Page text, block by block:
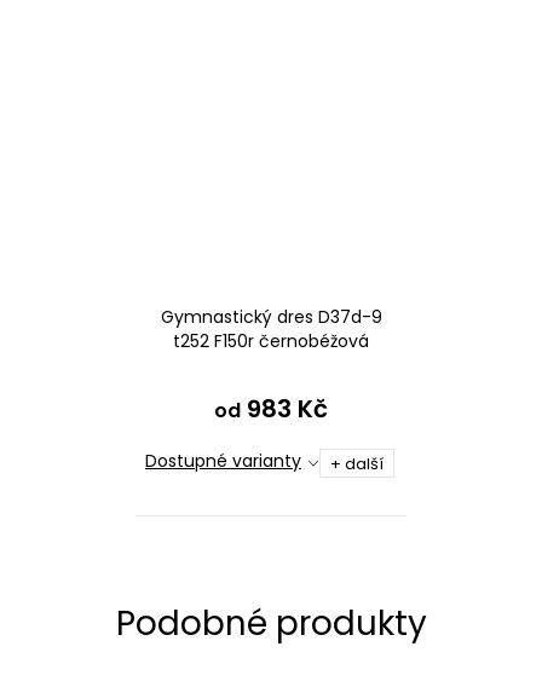
Gymnastický dres D37d-9
t252 F150r černobéžová
od 983 Kč
Dostupné varianty + další